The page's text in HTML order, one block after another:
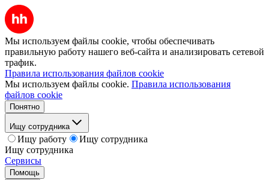
Мы используем файлы cookie, чтобы обеспечивать
правильную работу нашего веб-сайта и анализировать сетевой
трафик.
Правила использования файлов cookie
Мы используем файлы cookie. Правила использования
файлов cookie
Понятно
Ищу сотрудника
Ищу работу
Ищу сотрудника
Ищу сотрудника
Сервисы
Помощь